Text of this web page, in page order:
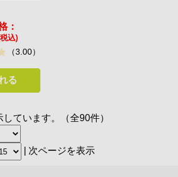
：
込)
（3.00）
る
ています。（全90件）
次ページを表示